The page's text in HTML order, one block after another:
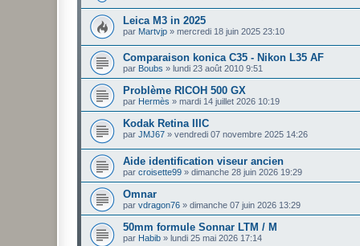
Leica M3 in 2025
par Martvjp » mercredi 18 juin 2025 23:10
Comparaison konica C35 - Nikon L35 AF
par Boubs » lundi 23 août 2010 9:51
Problème RICOH 500 GX
par Hermès » mardi 14 juillet 2026 10:19
Kodak Retina IIIC
par JMJ67 » vendredi 07 novembre 2025 14:26
Aide identification viseur ancien
par croisette99 » dimanche 28 juin 2026 19:29
Omnar
par vdragon76 » dimanche 07 juin 2026 13:29
50mm formule Sonnar LTM / M
par Habib » lundi 25 mai 2026 17:14